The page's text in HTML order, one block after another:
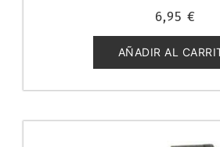
con
de
5
6,95 €
AÑADIR AL